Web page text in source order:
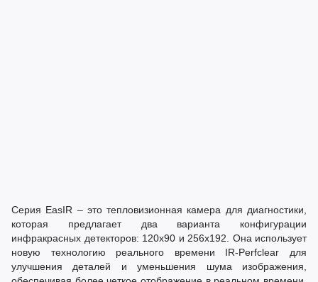
Серия EasIR – это тепловизионная камера для диагностики,
которая предлагает два варианта конфигурации
инфракрасных детекторов: 120x90 и 256x192. Она использует
новую технологию реального времени IR-Perfclear для
улучшения деталей и уменьшения шума изображения,